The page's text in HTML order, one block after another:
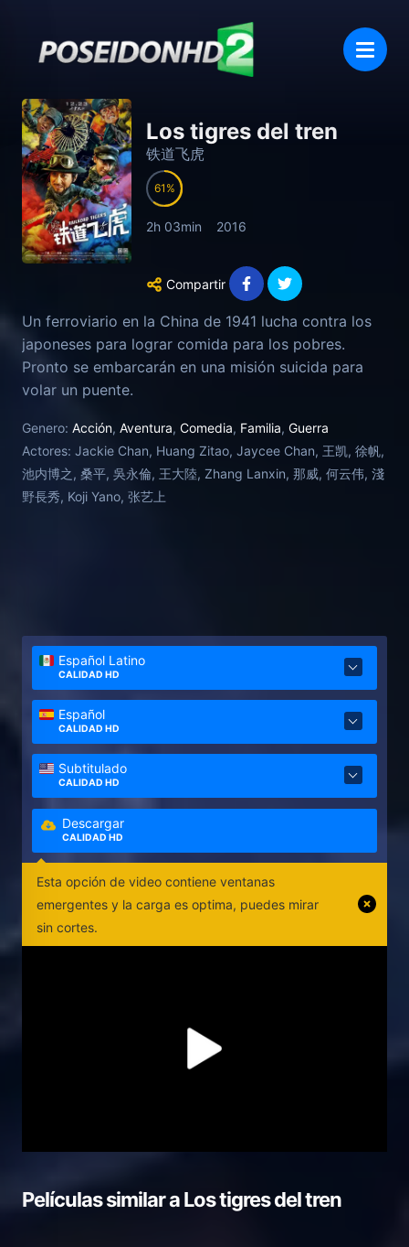
Los tigres del tren
铁道飞虎
61
2h 03min 2016
Compartir
Un ferroviario en la China de 1941 lucha contra los
japoneses para lograr comida para los pobres.
Pronto se embarcarán en una misión suicida para
volar un puente.
Genero: Acción, Aventura, Comedia, Familia, Guerra
Actores: Jackie Chan, Huang Zitao, Jaycee Chan, 王凯, 徐帆,
池内博之, 桑平, 吳永倫, 王大陸, Zhang Lanxin, 那威, 何云伟, 淺
野長秀, Koji Yano, 张艺上
Español Latino
CALIDAD HD
Español
CALIDAD HD
Subtitulado
CALIDAD HD
Descargar
CALIDAD HD
Esta opción de video contiene ventanas
emergentes y la carga es optima, puedes mirar
sin cortes.
Películas similar aLos tigres del tren